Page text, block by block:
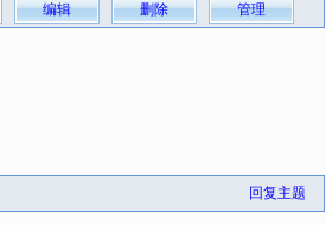
编辑 删除 管理
回复主题